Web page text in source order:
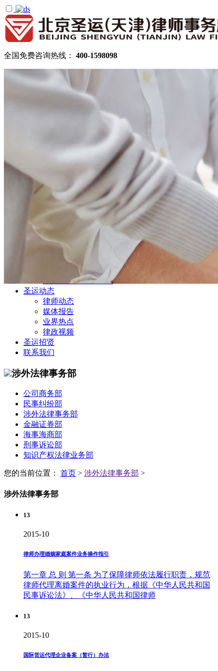
全国免费咨询热线： 400-1598098
律所公告
拆迁律师团队
民商律师团队
部门领域
公司商务部
民事纠纷部
涉外法律事务部
金融证券部
海事海商部
刑事诉讼部
知识产权法律业务部
圣运动态
律师动态
媒体报告
业界热点
律政视频
圣运招贤
联系我们
涉外法律事务部
公司商务部
民事纠纷部
涉外法律事务部
金融证券部
海事海商部
刑事诉讼部
知识产权法律业务部
您的当前位置： 首页 > 涉外法律事务部 >
涉外法律事务部
13
2015-10
律师办理婚姻家庭案件业务操作指引
第一章 总 则 第一条 为了保障律师依法履行职责，规范
律师代理离婚案件的执业行为，根据《中华人民共和国
民事诉讼法》、《中华人民共和国律师
13
2015-10
国际货运代理企业备案（暂行）办法